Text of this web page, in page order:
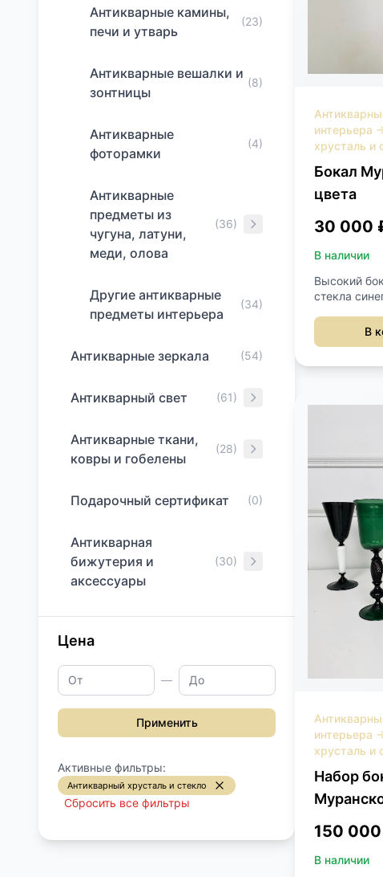
Антикварные камины,
печи и утварь
(23)
Антикварные вешалки и
зонтницы
(8)
Антикварные
фоторамки
(4)
Антикварные
предметы из
чугуна, латуни,
меди, олова
(36)
Другие антикварные
предметы интерьера
(34)
Антикварные зеркала (54)
Антикварный свет (61)
Антикварные ткани,
ковры и гобелены
(28)
Подарочный сертификат (0)
Антикварная
бижутерия и
аксессуары
(30)
Цена
—
Применить
Активные фильтры:
Антикварный хрусталь и стекло
Сбросить все фильтры
интерьера
хрусталь и
Бокал
цвета
30 000
В наличии
Высокий
стекла
В
интерьера
хрусталь и
Набор
150
В наличии